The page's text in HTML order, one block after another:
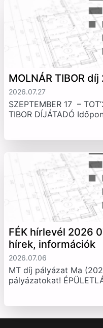
MOLNÁR TIBOR
2026.07.27
SZEPTEMBER 17 –
TIBOR DÍJÁTADÓ
FÉK hírlevél 2026
hírek, információk
2026.07.06
MT díj pályázat Ma
pályázatokat!